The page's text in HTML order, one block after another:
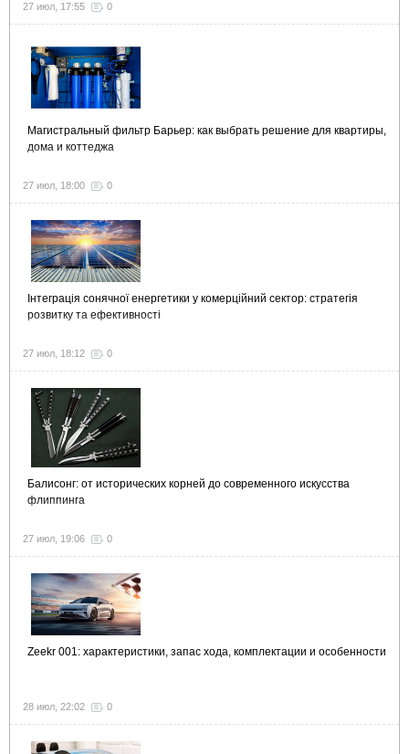
27 июл, 17:55 0
Магистральный фильтр Барьер: как выбрать решение для квартиры,
дома и коттеджа
27 июл, 18:00 0
Інтеграція сонячної енергетики у комерційний сектор: стратегія
розвитку та ефективності
27 июл, 18:12 0
Балисонг: от исторических корней до современного искусства
флиппинга
27 июл, 19:06 0
Zeekr 001: характеристики, запас хода, комплектации и особенности
28 июл, 22:02 0